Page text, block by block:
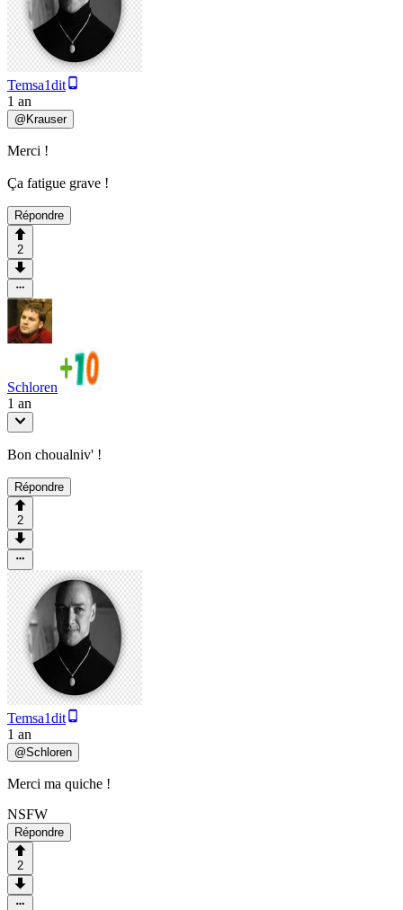
Temsa1dit
1 an
@ Krauser
Merci !
Ça fatigue grave !
Répondre
2
Schloren
1 an
Bon choualniv' !
Répondre
2
Temsa1dit
1 an
@Schloren
Merci ma quiche !
NSFW
Répondre
2